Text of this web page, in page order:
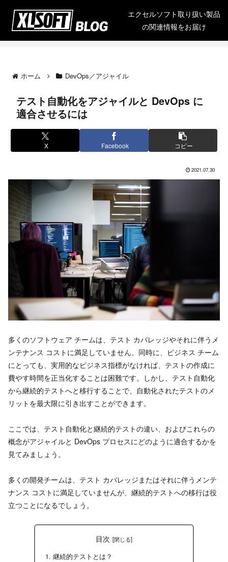
エクセルソフト取り扱い製品
の関連情報をお届け
ホーム DevOps／アジャイル
テスト自動化をアジャイルと DevOps に
適合させるには
X Facebook コピー
2021.07.30
多くのソフトウェア チームは、テスト カバレッジやそれに伴うメ
ンテナンス コストに満足していません。同時に、ビジネス チーム
にとっても、実用的なビジネス指標がなければ、テストの作成に
費やす時間を正当化することは困難です。しかし、テスト自動化
から継続的テストへと移行することで、自動化されたテストのメ
リットを最大限に引き出すことができます。
ここでは、テスト自動化と継続的テストの違い、およびこれらの
概念がアジャイルと DevOps プロセスにどのように適合するかを
見てみましょう。
多くの開発チームは、テスト カバレッジまたはそれに伴うメンテ
ナンス コストに満足していませんが、継続的テストへの移行は役
立つことになるでしょう。
目次
継続的テストとは？